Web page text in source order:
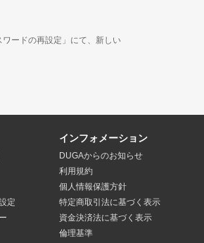
ードの再設定」にて、新しい
定
インフォメーション
DUGAからのお知らせ
利用規約
個人情報保護方針
特定商取引法に基づく表示
資金決済法に基づく表示
倫理基準